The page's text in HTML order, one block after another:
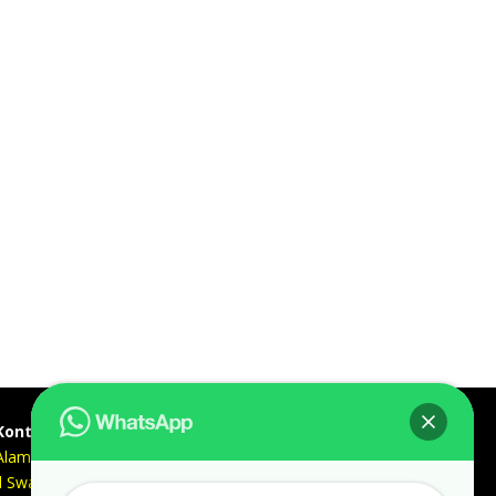
kami
kantor :
Swadaya Pam No 6 Rt 006 Rw 007 Jatinegara,